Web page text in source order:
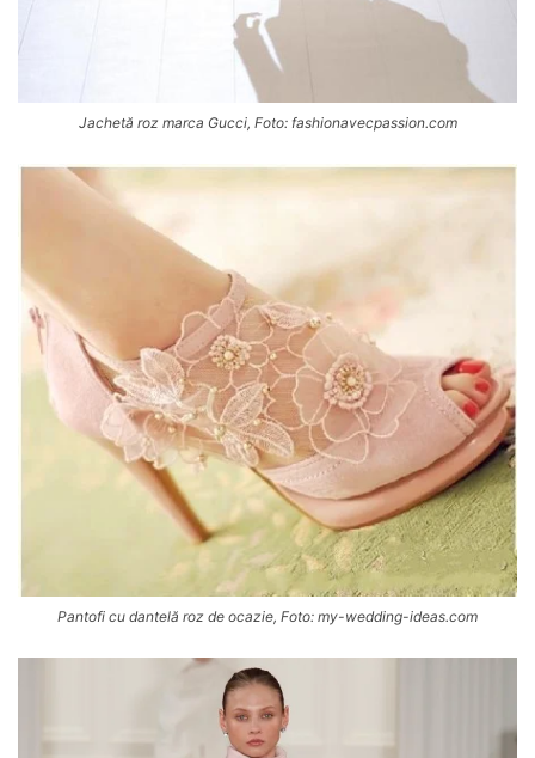
Jachetă roz marca Gucci, Foto: fashionavecpassion.com
Pantofi cu dantelă roz de ocazie, Foto: my-wedding-ideas.com